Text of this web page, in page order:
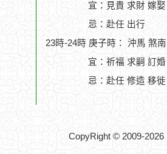
宜：見貴 求財 嫁
忌：赴任 出行
23時-24時 庚子時： 沖馬 煞
宜：祈福 求嗣 訂
忌：赴任 修造 移
CopyRight © 2009-2026